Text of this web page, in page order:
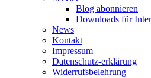
Blog abonnieren
Downloads für
News
Kontakt
Impressum
Datenschutz-erklärung
Widerrufsbelehrung